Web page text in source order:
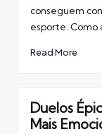
conseguem
esporte.
Read More
Duelos
Mais